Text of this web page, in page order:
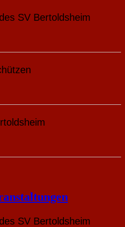
SV Bertoldsheim
SV Bertoldsheim